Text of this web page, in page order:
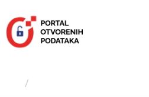
sadržaj